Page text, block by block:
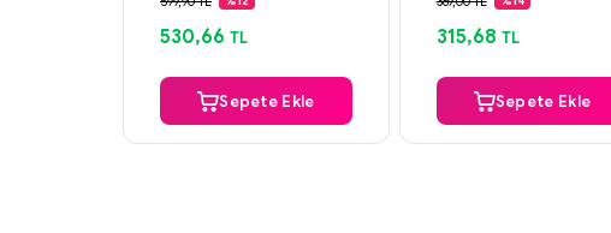
530,66 TL
Sepete Ekle
315,68 TL
Sepete Ekle